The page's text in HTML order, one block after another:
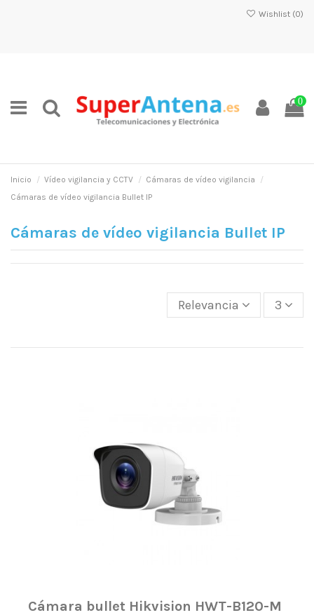
Wishlist (0)
0
Inicio Vídeo vigilancia y CCTV
Cámaras de vídeo vigilancia
Cámaras de vídeo vigilancia Bullet IP
Cámaras de vídeo vigilancia Bullet IP
Relevancia 3
Cámara bullet Hikvision HWT-B120-M